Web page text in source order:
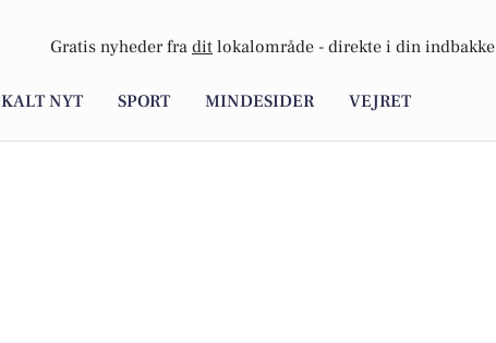
Gratis nyheder fra dit lokalområde - direkte i din indbakke
NYT SPORT MINDESIDER VEJRET